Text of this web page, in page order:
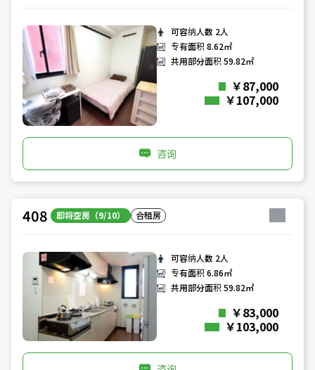
可容纳人数 2人
专有面积8.62㎡
共用部分面积59.82㎡
￥87,000
￥107,000
咨询
408 即将空房（9/10） 合租房
可容纳人数 2人
专有面积6.86㎡
共用部分面积59.82㎡
￥83,000
￥103,000